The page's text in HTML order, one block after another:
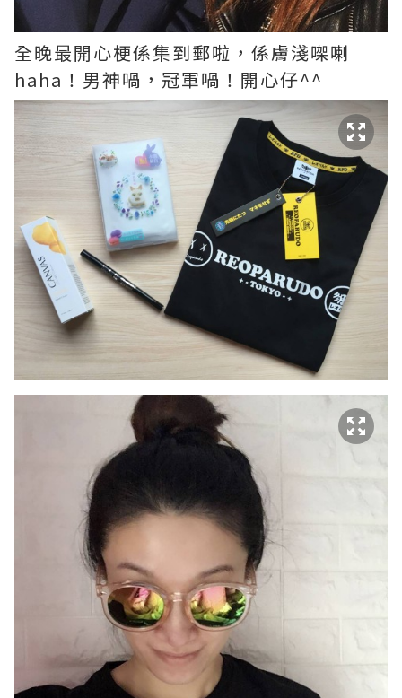
全晚最開心梗係集到郵啦，係膚淺㗎喇
haha！男神喎，冠軍喎！開心仔^^